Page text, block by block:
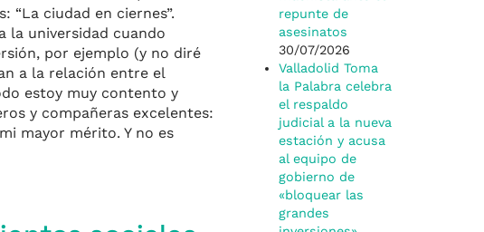
“La ciudad en ciernes”.
la universidad cuando
por ejemplo (y no diré
a la relación entre el
estoy muy contento y
y compañeras excelentes:
mayor mérito. Y no es
repunte de
asesinatos
30/07/2026
Valladolid Toma
la Palabra celebra
el respaldo
judicial a la nueva
estación y acusa
al equipo de
gobierno de
«bloquear las
grandes